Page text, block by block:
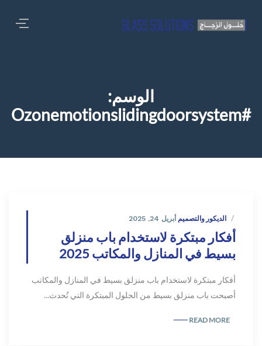
الوسم:
#ozonemotionslidingdoorsystem
الديكور والتصميم أبريل 24, 2025
أفكار مبتكرة لاستخدام باب منزلق
بسيط في المنازل والمكاتب 2025
أفكار مبتكرة لاستخدام باب منزلق بسيط في المنازل والمكاتب
أصبحت باب منزلق بسيط من الحلول المبتكرة التي تُحدث...
READ MORE